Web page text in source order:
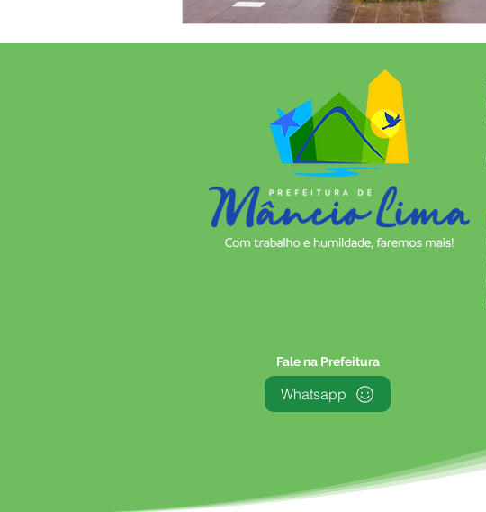
Fale na Prefeitura
Whatsapp